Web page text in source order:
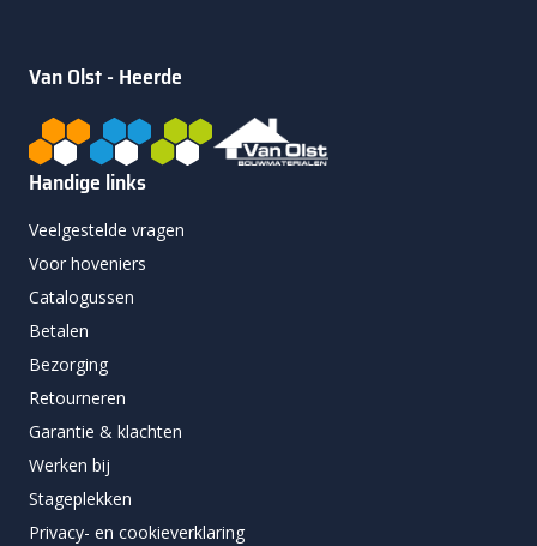
Van Olst - Heerde
Handige links
Veelgestelde vragen
Voor hoveniers
Catalogussen
Betalen
Bezorging
Retourneren
Garantie & klachten
Werken bij
Stageplekken
Privacy- en cookieverklaring